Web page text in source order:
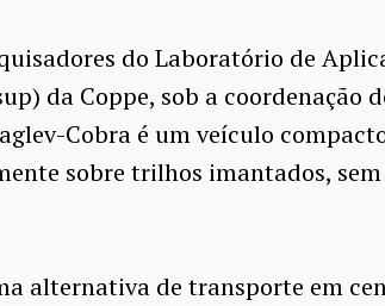
do Laboratório de
da Coppe, sob a coordenação
Cobra é um veículo
sobre trilhos imantados,
alternativa de transporte em